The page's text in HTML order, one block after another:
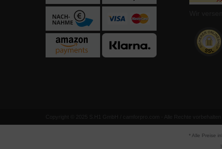
Copyright © 2025 S.H1 GmbH / camforpro.com - Alle Rechte vorbehalten
* Alle Preise